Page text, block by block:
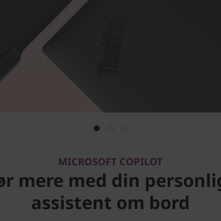
MICROSOFT COPILOT
mere med din
assistent om bord